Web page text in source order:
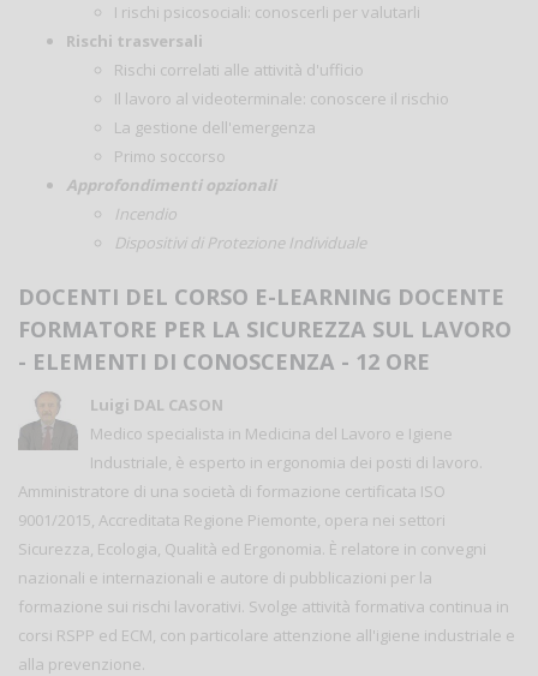
I rischi psicosociali: conoscerli per valutarli
Rischi trasversali
Rischi correlati alle attività d'ufficio
Il lavoro al videoterminale: conoscere il rischio
La gestione dell'emergenza
Primo soccorso
Approfondimenti opzionali
Incendio
Dispositivi di Protezione Individuale
DOCENTI DEL CORSO E-LEARNING DOCENTE
FORMATORE PER LA SICUREZZA SUL LAVORO
- ELEMENTI DI CONOSCENZA - 12 ORE
Luigi DAL CASON
Medico specialista in Medicina del Lavoro e Igiene
Industriale, è esperto in ergonomia dei posti di lavoro.
Amministratore di una società di formazione certificata ISO
9001/2015, Accreditata Regione Piemonte, opera nei settori
Sicurezza, Ecologia, Qualità ed Ergonomia. È relatore in convegni
nazionali e internazionali e autore di pubblicazioni per la
formazione sui rischi lavorativi. Svolge attività formativa continua in
corsi RSPP ed ECM, con particolare attenzione all'igiene industriale e
alla prevenzione.